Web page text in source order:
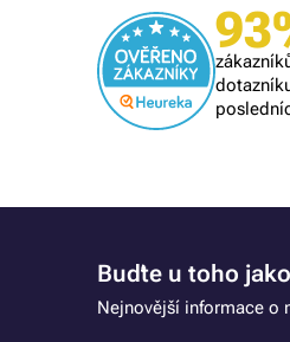
Ověřený
Profi.
Buďte u toho
Nejnovější informace o